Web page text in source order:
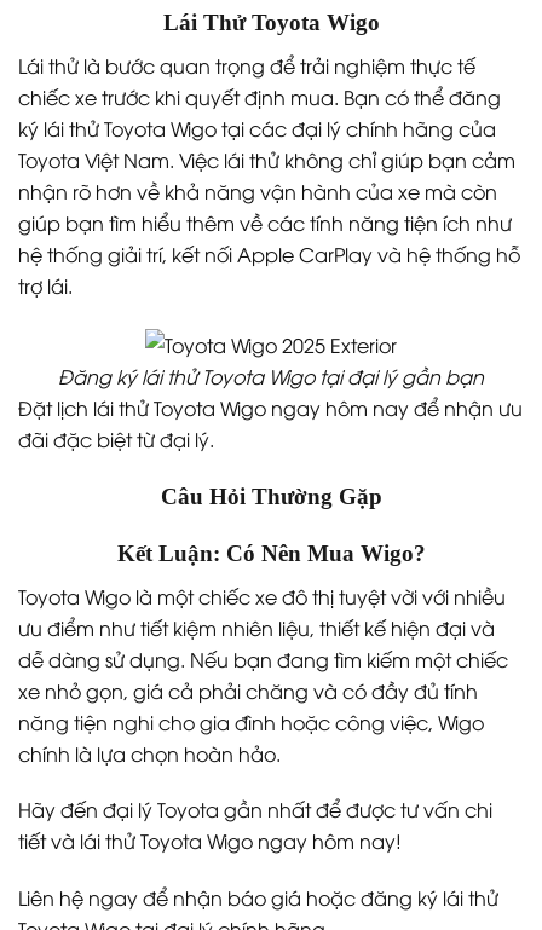
Lái Thử Toyota Wigo
Lái thử là bước quan trọng để trải nghiệm thực tế
chiếc xe trước khi quyết định mua. Bạn có thể đăng
ký lái thử Toyota Wigo tại các đại lý chính hãng của
Toyota Việt Nam. Việc lái thử không chỉ giúp bạn cảm
nhận rõ hơn về khả năng vận hành của xe mà còn
giúp bạn tìm hiểu thêm về các tính năng tiện ích như
hệ thống giải trí, kết nối Apple CarPlay và hệ thống hỗ
trợ lái.
Đăng ký lái thử Toyota Wigo tại đại lý gần bạn
Đặt lịch lái thử Toyota Wigo ngay hôm nay để nhận ưu
đãi đặc biệt từ đại lý.
Câu Hỏi Thường Gặp
Kết Luận: Có Nên Mua Wigo?
Toyota Wigo là một chiếc xe đô thị tuyệt vời với nhiều
ưu điểm như tiết kiệm nhiên liệu, thiết kế hiện đại và
dễ dàng sử dụng. Nếu bạn đang tìm kiếm một chiếc
xe nhỏ gọn, giá cả phải chăng và có đầy đủ tính
năng tiện nghi cho gia đình hoặc công việc, Wigo
chính là lựa chọn hoàn hảo.
Hãy đến đại lý Toyota gần nhất để được tư vấn chi
tiết và lái thử Toyota Wigo ngay hôm nay!
Liên hệ ngay để nhận báo giá hoặc đăng ký lái thử